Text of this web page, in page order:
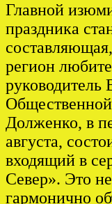
Главной
праздника
регион
Долженко, в
августа,
входящий в
Север». Это
гармонично